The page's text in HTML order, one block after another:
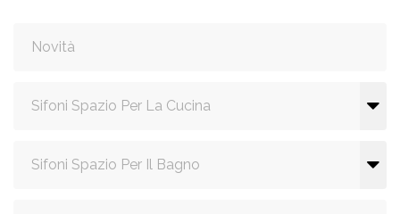
Novità
Sifoni Spazio Per La Cucina
Sifoni Spazio Per Il Bagno